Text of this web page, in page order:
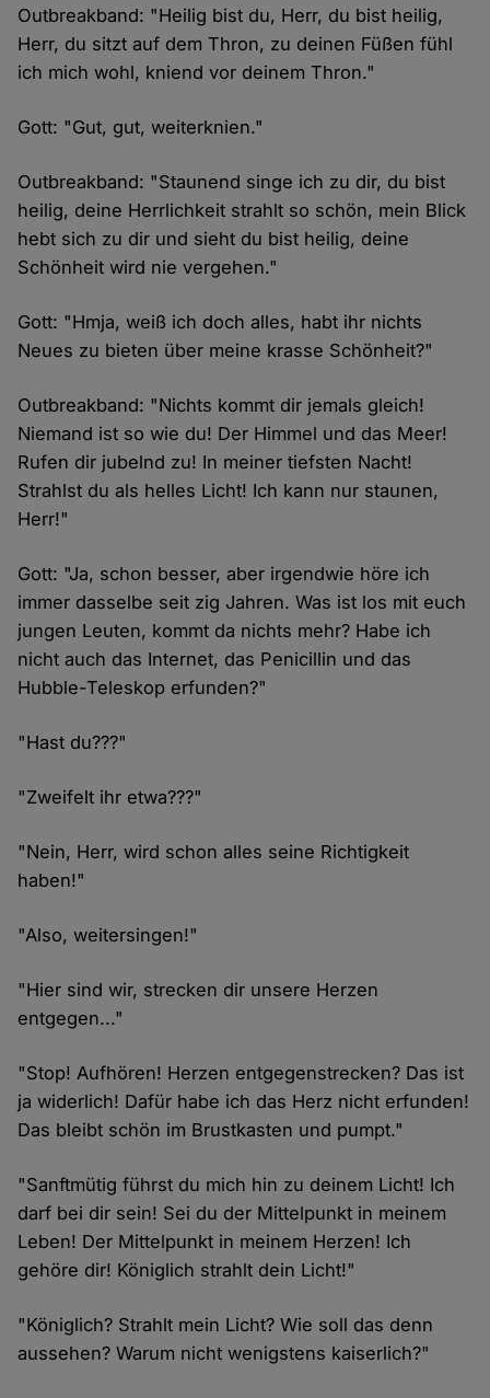
Outbreakband: "Heilig bist du, Herr, du bist heilig,
Herr, du sitzt auf dem Thron, zu deinen Füßen fühl
ich mich wohl, kniend vor deinem Thron."
Gott: "Gut, gut, weiterknien."
Outbreakband: "Staunend singe ich zu dir, du bist
heilig, deine Herrlichkeit strahlt so schön, mein Blick
hebt sich zu dir und sieht du bist heilig, deine
Schönheit wird nie vergehen."
Gott: "Hmja, weiß ich doch alles, habt ihr nichts
Neues zu bieten über meine krasse Schönheit?"
Outbreakband: "Nichts kommt dir jemals gleich!
Niemand ist so wie du! Der Himmel und das Meer!
Rufen dir jubelnd zu! In meiner tiefsten Nacht!
Strahlst du als helles Licht! Ich kann nur staunen,
Herr!"
Gott: "Ja, schon besser, aber irgendwie höre ich
immer dasselbe seit zig Jahren. Was ist los mit euch
jungen Leuten, kommt da nichts mehr? Habe ich
nicht auch das Internet, das Penicillin und das
Hubble-Teleskop erfunden?"
"Hast du???"
"Zweifelt ihr etwa???"
"Nein, Herr, wird schon alles seine Richtigkeit
haben!"
"Also, weitersingen!"
"Hier sind wir, strecken dir unsere Herzen
entgegen..."
"Stop! Aufhören! Herzen entgegenstrecken? Das ist
ja widerlich! Dafür habe ich das Herz nicht erfunden!
Das bleibt schön im Brustkasten und pumpt."
"Sanftmütig führst du mich hin zu deinem Licht! Ich
darf bei dir sein! Sei du der Mittelpunkt in meinem
Leben! Der Mittelpunkt in meinem Herzen! Ich
gehöre dir! Königlich strahlt dein Licht!"
"Königlich? Strahlt mein Licht? Wie soll das denn
aussehen? Warum nicht wenigstens kaiserlich?"